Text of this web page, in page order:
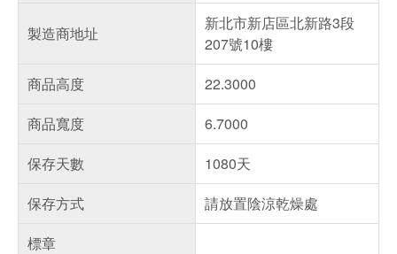
製造商地址
新北市新店區北新路3段
207號10樓
商品高度
22.3000
商品寬度
6.7000
保存天數
1080天
保存方式
請放置陰涼乾燥處
標章